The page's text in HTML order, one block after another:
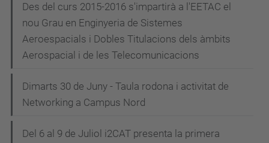
Des del curs 2015-2016 s'impartirà a l'EETAC el
nou Grau en Enginyeria de Sistemes
Aeroespacials i Dobles Titulacions dels àmbits
Aerospacial i de les Telecomunicacions
Dimarts 30 de Juny - Taula rodona i activitat de
Networking a Campus Nord
Del 6 al 9 de Juliol i2CAT presenta la primera